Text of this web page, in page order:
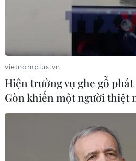
vietnamplus.vn
Hiện trường vụ ghe gỗ
Gòn khiến một người thiệt